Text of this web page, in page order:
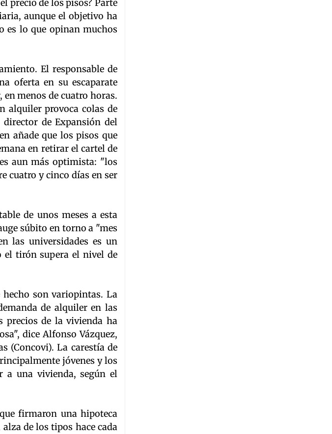
precio de los pisos? Parte
aunque el objetivo ha
es lo que opinan muchos
El responsable de
oferta en su escaparate
menos de cuatro horas.
alquiler provoca colas de
director de Expansión del
añade que los pisos que
en retirar el cartel de
aun más optimista: "los
cuatro y cinco días en ser
de unos meses a esta
súbito en torno a "mes
las universidades es un
el tirón supera el nivel de
son variopintas. La
de alquiler en las
precios de la vivienda ha
dice Alfonso Vázquez,
(Concovi). La carestía de
jóvenes y los
a una vivienda, según el
firmaron una hipoteca
de los tipos hace cada